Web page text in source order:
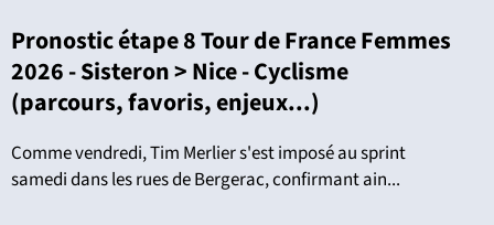
Pronostic étape 8 Tour de France Femmes
2026 - Sisteron > Nice - Cyclisme
(parcours, favoris, enjeux...)
Comme vendredi, Tim Merlier s'est imposé au sprint
samedi dans les rues de Bergerac, confirmant ain...